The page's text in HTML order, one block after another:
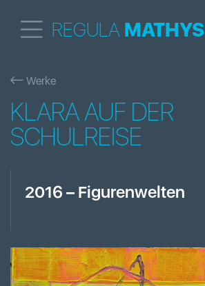
REGULA MATHYS
Werke
KLARA AUF DER
SCHULREISE
2016 – Figurenwelten